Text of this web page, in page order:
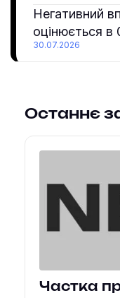
Негативний
оцінюється
30.07.2026
Останнє
Частка